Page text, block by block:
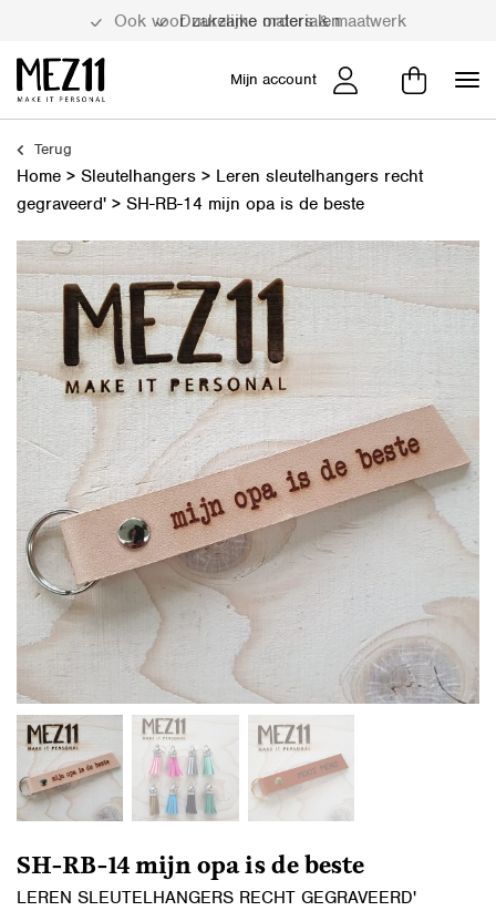
Duurzame materialen
Mijn account
Terug
Home > Sleutelhangers > Leren sleutelhangers recht
gegraveerd' > SH-RB-14 mijn opa is de beste
SH-RB-14 mijn opa is de beste
LEREN SLEUTELHANGERS RECHT GEGRAVEERD'